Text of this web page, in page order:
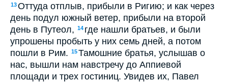
13Оттуда отплыв, прибыли в Ригию; и как через
день подул южный ветер, прибыли на второй
день в Путеол, 14 где нашли братьев, и были
упрошены пробыть у них семь дней, а потом
пошли в Рим. 15Тамошние братья, услышав о
нас, вышли нам навстречу до Аппиевой
площади и трех гостиниц. Увидев их, Павел